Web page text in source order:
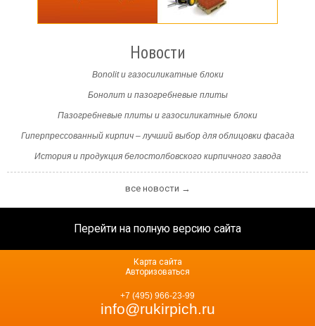
Новости
Bonolit и газосиликатные блоки
Бонолит и пазогребневые плиты
Пазогребневые плиты и газосиликатные блоки
Гиперпрессованный кирпич – лучший выбор для облицовки фасада
История и продукция белостолбовского кирпичного завода
все новости →
Перейти на полную версию сайта
+7 (495) 966-23-99
info@rukirpich.ru
Карта сайта
Авторизоваться